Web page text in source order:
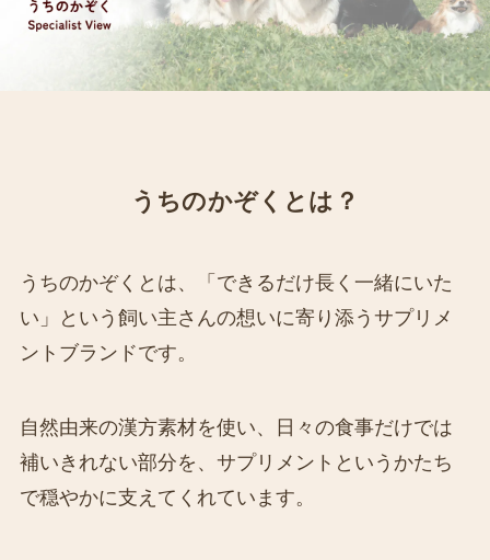
うちのかぞくとは？
うちのかぞくとは、「できるだけ長く一緒にいた
い」という飼い主さんの想いに寄り添うサプリメ
ントブランドです。
自然由来の漢方素材を使い、日々の食事だけでは
補いきれない部分を、サプリメントというかたち
で穏やかに支えてくれています。